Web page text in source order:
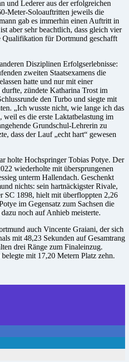
und Lederer aus der erfolgreichen
Meter-Soloauftritten jeweils die
gab es immerhin einen Auftritt in
aber sehr beachtlich, dass gleich vier
Qualifikation für Dortmund geschafft
Disziplinen Erfolgserlebnisse:
zweiten Staatsexamens die
hatte und nur mit einer
zündete Katharina Trost im
den Turbo und siegte mit
„Ich wusste nicht, wie lange ich das
weil es die erste Laktatbelastung im
Grundschul-Lehrerin zu
dass der Lauf „echt hart“ gewesen
holte Hochspringer Tobias Potye. Der
wiederholte mit übersprungenen
unterm Hallendach. Geschenkt
nichts: sein hartnäckigster Rivale,
SC 1898, hielt mit überfloppten 2,26
im Gegensatz zum Sachsen die
noch auf Anhieb meisterte.
auch Vincente Graiani, der sich
mit 48,23 Sekunden auf Gesamtrang
drei Ränge zum Finaleinzug.
mit 17,20 Metern Platz zehn.